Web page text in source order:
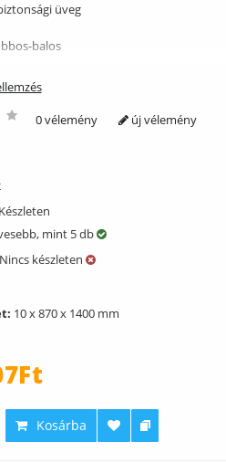
üveg
balos
0 vélemény új vélemény
Készleten
mint 5 db
Nincs készleten
10 x 870 x 1400 mm
Kosárba